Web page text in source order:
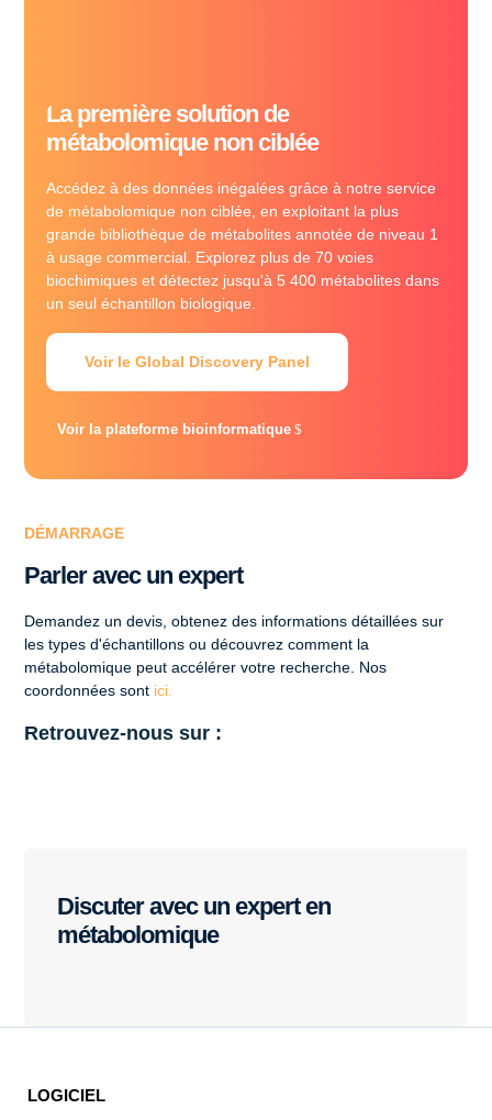
La première solution de
métabolomique non ciblée
Accédez à des données inégalées grâce à notre service
de métabolomique non ciblée, en exploitant la plus
grande bibliothèque de métabolites annotée de niveau 1
à usage commercial. Explorez plus de 70 voies
biochimiques et détectez jusqu'à 5 400 métabolites dans
un seul échantillon biologique.
Voir le Global Discovery Panel
Voir la plateforme bioinformatique
DÉMARRAGE
Parler avec un expert
Demandez un devis, obtenez des informations détaillées sur
les types d'échantillons ou découvrez comment la
métabolomique peut accélérer votre recherche. Nos
coordonnées sont ici.
Retrouvez-nous sur :
Discuter avec un expert en
métabolomique
LOGICIEL